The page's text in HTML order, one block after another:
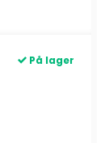
På lager